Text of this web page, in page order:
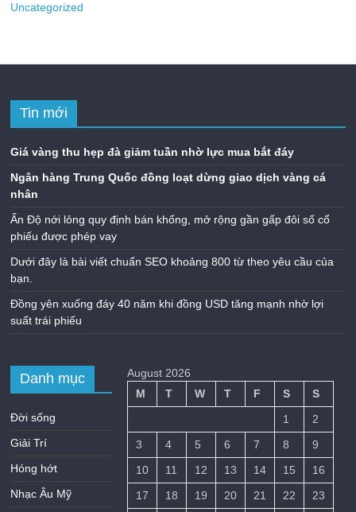
Uncategorized
Tin mới
Giá vàng thu hẹp đà giảm tuần nhờ lực mua bắt đáy
Ngân hàng Trung Quốc đồng loạt dừng giao dịch vàng cá
nhân
Ấn Độ nới lỏng quy định bán khống, mở rộng gần gấp đôi số cổ
phiếu được phép vay
Dưới đây là bài viết chuẩn SEO khoảng 800 từ theo yêu cầu của
bạn.
Đồng yên xuống đáy 40 năm khi đồng USD tăng mạnh nhờ lợi
suất trái phiếu
Danh mục
Đời sống
Giải Trí
Hóng hớt
Nhạc Âu Mỹ
August 2026
M
T W T F S
S
1
2
3
4 5 6 7 8
9
10
11 12 13 14 15
16
17
18 19 20 21 22 23